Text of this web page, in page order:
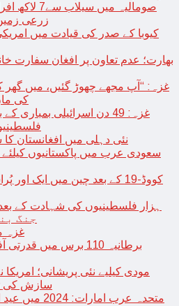
صومالیہ میں
زرعی
کیوبا کے صدر کی قیادت میں
بھارت؛ عدم تعاون پر افغان سفارت
غزہ: “آپ مجھے چھوڑ گئیں، میں گھر
کی
غزہ: 49 دن اسرائیلی
نئی دہلی میں افغانستان
سعودی عرب میں پاکستانیوں کیلئے
کووڈ-19 کے بعد چین میں ایک
جنگ
غزہ
برطانیہ 110 برس میں
سازش کی
متحدہ عرب